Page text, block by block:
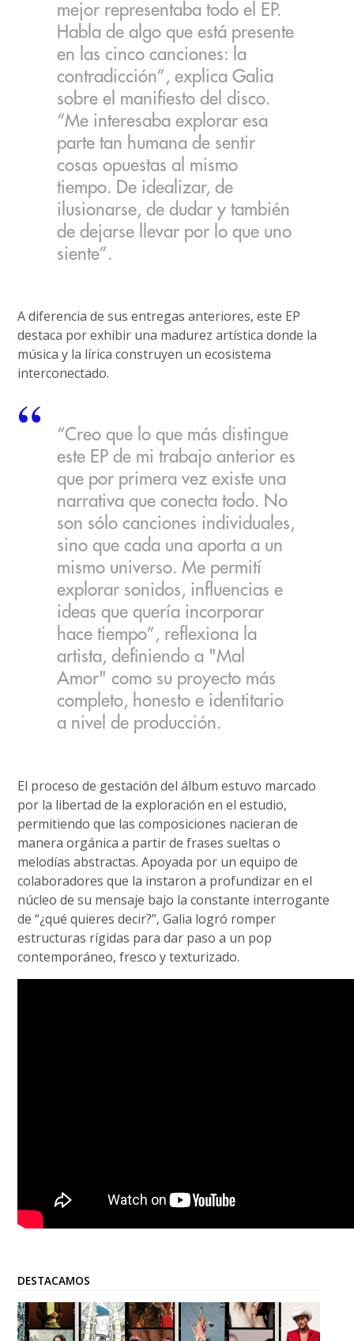
mejor representaba todo el EP.
Habla de algo que está presente
en las cinco canciones: la
contradicción”, explica Galia
sobre el manifiesto del disco.
“Me interesaba explorar esa
parte tan humana de sentir
cosas opuestas al mismo
tiempo. De idealizar, de
ilusionarse, de dudar y también
de dejarse llevar por lo que uno
siente”.
A diferencia de sus entregas anteriores, este EP
destaca por exhibir una madurez artística donde la
música y la lírica construyen un ecosistema
interconectado.
“Creo que lo que más distingue
este EP de mi trabajo anterior es
que por primera vez existe una
narrativa que conecta todo. No
son sólo canciones individuales,
sino que cada una aporta a un
mismo universo. Me permití
explorar sonidos, influencias e
ideas que quería incorporar
hace tiempo”, reflexiona la
artista, definiendo a "Mal
Amor" como su proyecto más
completo, honesto e identitario
a nivel de producción.
El proceso de gestación del álbum estuvo marcado
por la libertad de la exploración en el estudio,
permitiendo que las composiciones nacieran de
manera orgánica a partir de frases sueltas o
melodías abstractas. Apoyada por un equipo de
colaboradores que la instaron a profundizar en el
núcleo de su mensaje bajo la constante interrogante
de “¿qué quieres decir?”, Galia logró romper
estructuras rígidas para dar paso a un pop
contemporáneo, fresco y texturizado.
DESTACAMOS